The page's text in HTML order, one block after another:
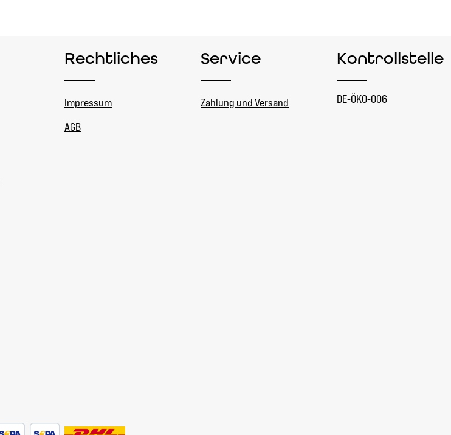
Rechtliches
Impressum
AGB
Service
Zahlung und Versand
Kontrollstelle
DE-ÖKO-006